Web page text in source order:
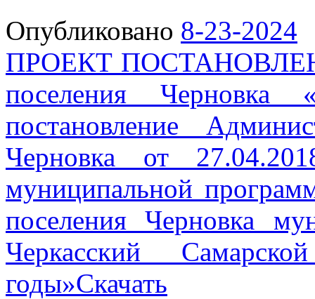
Опубликовано 8-23-2024
ПРОЕКТ
поселения
постановление
Черновка от
муниципальной
поселения Черновка
Черкасский
годы»Скачать